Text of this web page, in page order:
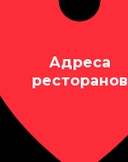
Адреса
ресторанов